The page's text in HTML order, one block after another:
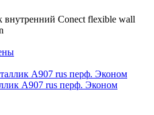
Conect flexible wall
А907 rus перф. Эконом